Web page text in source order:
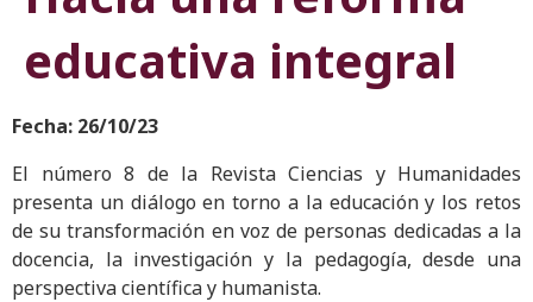
educativa integral
Fecha: 26/10/23
El número 8 de la Revista Ciencias y Humanidades
presenta un diálogo en torno a la educación y los retos
de su transformación en voz de personas dedicadas a la
docencia, la investigación y la pedagogía, desde una
perspectiva científica y humanista.